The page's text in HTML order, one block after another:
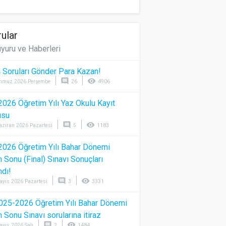
ve Haberleri
Soruları Gönder Para Kazan!
2026 Perşembe comment 26 visibility 4906
Öğretim Yılı Yaz Okulu Kayıt
2026 Pazartesi comment 5 visibility 1183
Öğretim Yılı Bahar Dönemi
Sonu (Final) Sınavı Sonuçları
2026 Pazartesi comment 3 visibility 3331
2026 Öğretim Yılı Bahar Dönemi
Sonu Sınavı sorularına itiraz